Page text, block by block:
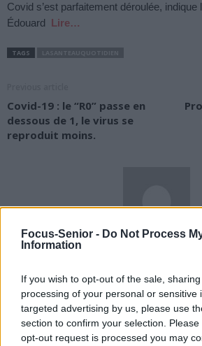
Focus-Senior - Do Not Process
Information
If you wish to opt-out of the sale,
processing of your personal or sensitive
targeted advertising by us, please use
section to confirm your selection.
opt-out request is processed you may
Covid s’est parfaitement déroulée, indique
Édouard
Lire…
TAGS
Covid-19 : le “R0” passe en
dessous de 1, le virus se
reproduit moins.
RELATED ARTICLES MORE